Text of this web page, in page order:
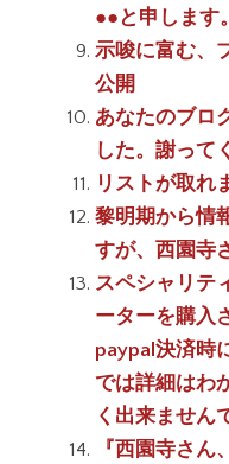
●●と申します。
示唆に富む、
公開
あなたのブロ
した。謝って
リストが取れ
黎明期から情
すが、西園寺
スペシャリテ
ーターを購入
paypal決済時
では詳細はわ
く出来ません
『西園寺さん